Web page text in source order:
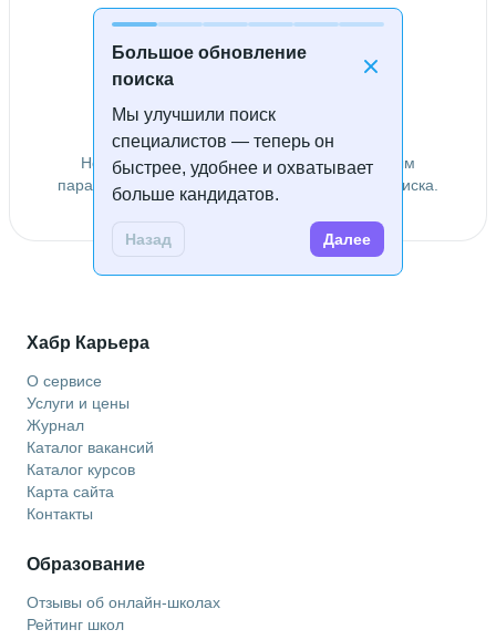
Большое обновление
поиска
Мы улучшили поиск
специалистов — теперь он
быстрее, удобнее и охватывает
больше кандидатов.
Назад Далее
Специалисты не найдены
Не удалось найти специалистов по заданным
параметрам. Попробуйте изменить условия поиска.
Хабр Карьера
О сервисе
Услуги и цены
Журнал
Каталог вакансий
Каталог курсов
Карта сайта
Контакты
Образование
Отзывы об онлайн-школах
Рейтинг школ